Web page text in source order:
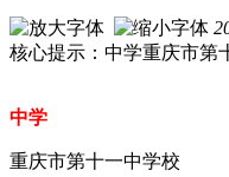
核心提示：中学重庆市第
中学
重庆市第十一中学校